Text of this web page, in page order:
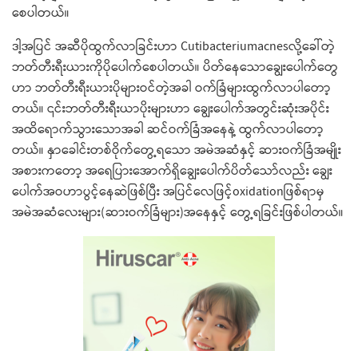
စေပါတယ်။
ဒါ့အပြင် အဆီပိုထွက်လာခြင်းဟာ Cutibacteriumacnesလို့​ခေါ်တဲ့
ဘတ်တီးရီးယားကိုပို​ပေါက်​စေပါတယ်။ ပိတ်​နေ​သော​ချွေး​ပေါက်​တွေ
ဟာ ဘတ်တီးရီးယားပိုများဝင်တဲ့အခါ ဝက်ခြံများထွက်လာပါ​တော့
တယ်။ ၎င်းဘတ်တီးရီးယာပိုးများဟာ ​ချွေး​ပေါက်အတွင်းဆုံးအပိုင်း
အထိ​ရောက်သွားသောအခါ ဆင်ဝက်ခြံအ​နေနဲ့ ထွက်လာပါ​တော့
တယ်။ နှာ​ခေါင်းတစ်ဝိုက်​တွေ့ရ​သော အမဲအဆံနှင့် ဆားဝက်ခြံအမျိုး
အစားက​တော့ အ​ရေပြား​​အောက်ရှိ​ချွေး​ပေါက်ပိတ်​သော်လည်း ​ချွေး​
ပေါက်အဝဟာပွင့်​နေဆဲဖြစ်ပြီး အပြင်​လေဖြင့်oxidationဖြစ်ရာမှ
အမဲအဆံ​လေးများ(ဆားဝက်ခြံများ)အ​နေနှင့် ​တွေ့ရခြင်းဖြစ်ပါတယ်။